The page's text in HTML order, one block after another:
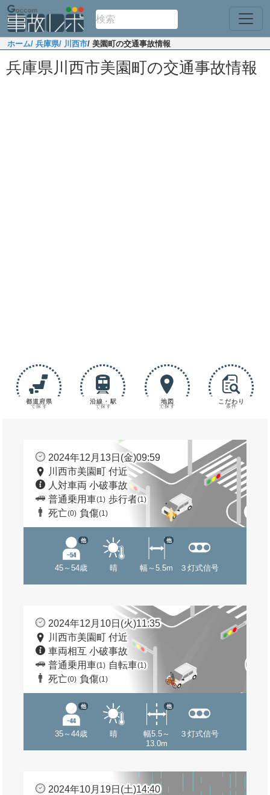
ホーム/ 兵庫県/ 川西市/ 美園町の交通事故情報
兵庫県川西市美園町の交通事故情報
都道府県
で探す
沿線・駅
で探す
地図
で探す
こだわり
条件
2024年12月13日(金)09:59
川西市美園町 付近
人対車両 小破事故
普通乗用車(1) 歩行者(1)
死亡(0) 負傷(1)
45～54歳
他
晴 幅～5.5m
他
３灯式信号
2024年12月10日(火)11:35
川西市美園町 付近
車両相互 小破事故
普通乗用車(1) 自転車(1)
死亡(0) 負傷(1)
35～44歳
他
晴
幅5.5～
13.0m
他
３灯式信号
2024年10月19日(土)14:40